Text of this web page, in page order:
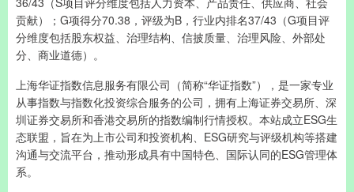
贡献）；G项得分70.38，评级为B，行业内排名37/43（G项目评
分维度包括股东权益、治理结构、信披质量、治理风险、外部处
分、商业道德）。
上海华证指数信息服务有限公司（简称“华证指数”），是一家专业
从事指数与指数化投资综合服务的公司，拥有上海证券交易所、深
圳证券交易所和香港交易所的指数编制行情授权。本站成立ESG生
态联盟，旨在为上市公司和投资机构、ESG研究与评级机构等搭建
沟通与交流平台，推动形成具有中国特色、国际认同的ESG管理体
系。